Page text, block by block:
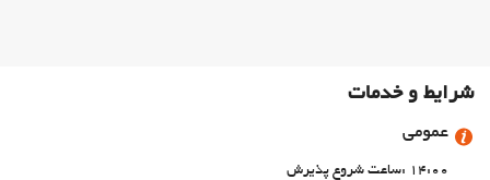
شرایط و خدمات
عمومی
14:00 :ساعت شروع پذیرش